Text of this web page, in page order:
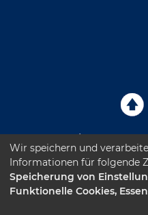
Impressum
Sitemap
Wir speichern und
Informationen für folgende
Speicherung von
Funktionelle Cookies,